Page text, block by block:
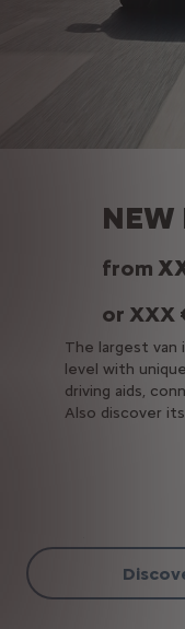
NEW
from
or XXX
The largest
level with
driving aids,
Also discover